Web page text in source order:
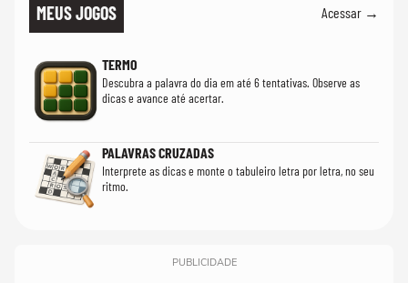
MEUS JOGOS Acessar →
TERMO
Descubra a palavra do dia em até 6 tentativas. Observe as
dicas e avance até acertar.
PALAVRAS CRUZADAS
Interprete as dicas e monte o tabuleiro letra por letra, no seu
ritmo.
PUBLICIDADE